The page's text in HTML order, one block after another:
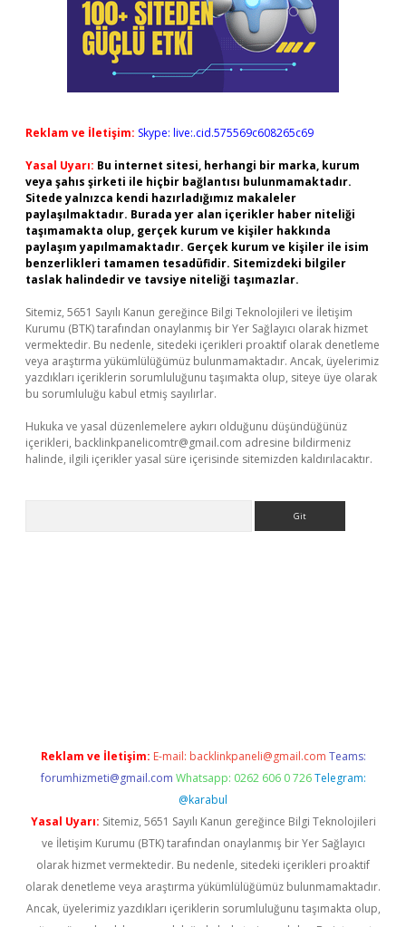
Reklam ve İletişim: Skype: live:.cid.575569c608265c69
Yasal Uyarı: Bu internet sitesi, herhangi bir marka, kurum
veya şahıs şirketi ile hiçbir bağlantısı bulunmamaktadır.
Sitede yalnızca kendi hazırladığımız makaleler
paylaşılmaktadır. Burada yer alan içerikler haber niteliği
taşımamakta olup, gerçek kurum ve kişiler hakkında
paylaşım yapılmamaktadır. Gerçek kurum ve kişiler ile isim
benzerlikleri tamamen tesadüfidir. Sitemizdeki bilgiler
taslak halindedir ve tavsiye niteliği taşımazlar.
Sitemiz, 5651 Sayılı Kanun gereğince Bilgi Teknolojileri ve İletişim
Kurumu (BTK) tarafından onaylanmış bir Yer Sağlayıcı olarak hizmet
vermektedir. Bu nedenle, sitedeki içerikleri proaktif olarak denetleme
veya araştırma yükümlülüğümüz bulunmamaktadır. Ancak, üyelerimiz
yazdıkları içeriklerin sorumluluğunu taşımakta olup, siteye üye olarak
bu sorumluluğu kabul etmiş sayılırlar.
Hukuka ve yasal düzenlemelere aykırı olduğunu düşündüğünüz
içerikleri, backlinkpanelicomtr@gmail.com adresine bildirmeniz
halinde, ilgili içerikler yasal süre içerisinde sitemizden kaldırılacaktır.
Reklam ve İletişim: E-mail: backlinkpaneli@gmail.com Teams:
forumhizmeti@gmail.com Whatsapp: 0262 606 0 726 Telegram:
@karabul
Yasal Uyarı: Sitemiz, 5651 Sayılı Kanun gereğince Bilgi Teknolojileri
ve İletişim Kurumu (BTK) tarafından onaylanmış bir Yer Sağlayıcı
olarak hizmet vermektedir. Bu nedenle, sitedeki içerikleri proaktif
olarak denetleme veya araştırma yükümlülüğümüz bulunmamaktadır.
Ancak, üyelerimiz yazdıkları içeriklerin sorumluluğunu taşımakta olup,